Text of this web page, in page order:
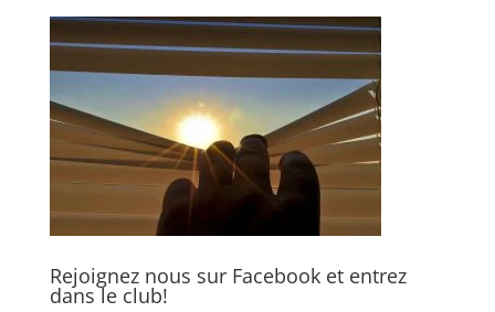
Rejoignez nous sur Facebook et entrez
dans le club!